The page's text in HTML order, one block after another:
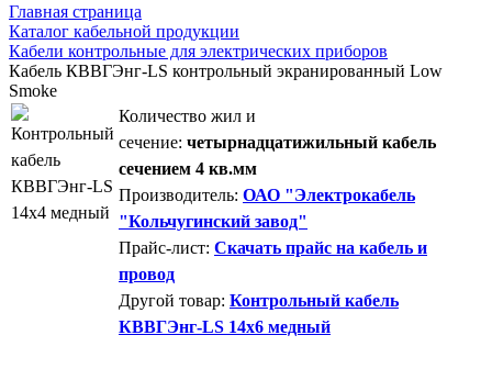
Главная страница
Каталог кабельной продукции
Кабели контрольные для электрических приборов
Кабель КВВГЭнг-LS контрольный экранированный Low
Smoke
Количество жил и
сечение: четырнадцатижильный кабель
сечением 4 кв.мм
Производитель: ОАО "Электрокабель
"Кольчугинский завод"
Прайс-лист: Скачать прайс на кабель и
провод
Другой товар: Контрольный кабель
КВВГЭнг-LS 14х6 медный